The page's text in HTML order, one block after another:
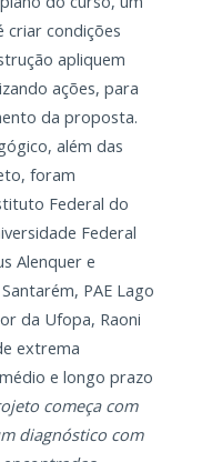
criar condições
apliquem
ações, para
da proposta.
além das
foram
Federal do
Federal
Alenquer e
PAE Lago
da Ufopa, Raoni
extrema
e longo prazo
começa com
diagnóstico com